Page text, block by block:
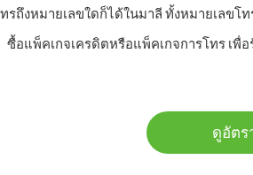
ถึงหมายเลขใดก็ได้ในมาลี ทั้งหมายเลขโ
ซื้อแพ็คเกจเครดิตหรือแพ็คเกจการโทร เ
ดูอัตร